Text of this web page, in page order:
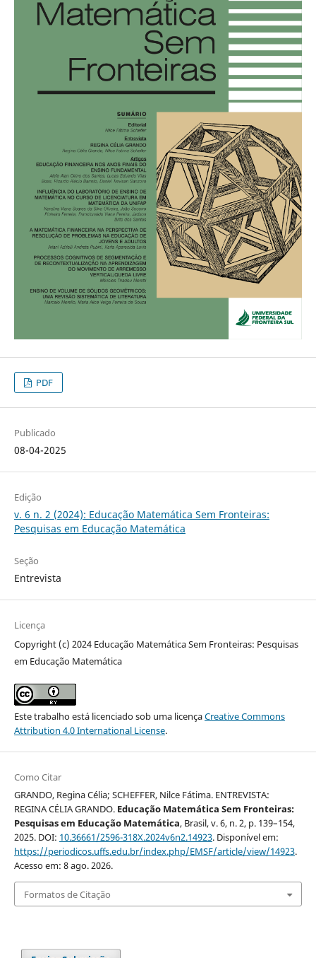
PDF
Publicado
08-04-2025
Edição
v. 6 n. 2 (2024): Educação Matemática Sem Fronteiras:
Pesquisas em Educação Matemática
Seção
Entrevista
Licença
Copyright (c) 2024 Educação Matemática Sem Fronteiras: Pesquisas
em Educação Matemática
Este trabalho está licenciado sob uma licençaCreative Commons
Attribution 4.0 International License.
Como Citar
GRANDO, Regina Célia; SCHEFFER, Nilce Fátima. ENTREVISTA:
REGINA CÉLIA GRANDO. Educação Matemática Sem Fronteiras:
Pesquisas em Educação Matemática, Brasil, v. 6, n. 2, p. 139–154,
2025. DOI: 10.36661/2596-318X.2024v6n2.14923. Disponível em:
https://periodicos.uffs.edu.br/index.php/EMSF/article/view/14923.
Acesso em: 8 ago. 2026.
Formatos de Citação